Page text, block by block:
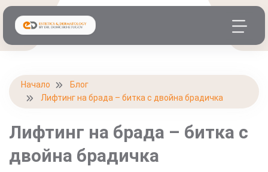
Начало
Блог
Лифтинг на брада – битка с двойна брадичка
Лифтинг на брада – битка с
двойна брадичка